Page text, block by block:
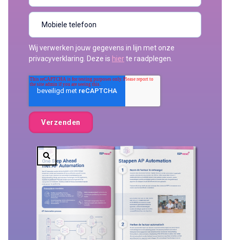
Wij verwerken jouw gegevens in lijn met onze
privacyverklaring. Deze is hierte raadplegen.